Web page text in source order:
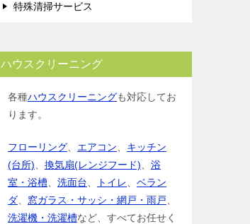
特殊清掃サービス
ハウスクリーニング
各種ハウスクリーニングも対応してお
ります。
フローリング エアコン
キッチン
(台所)
換気扇(レンジフード)
浴
室・浴槽
洗面台 トイレ
ベラン
ダ
窓ガラス・サッシ・網戸・雨戸
洗濯機・洗濯槽など、すべてお任せく